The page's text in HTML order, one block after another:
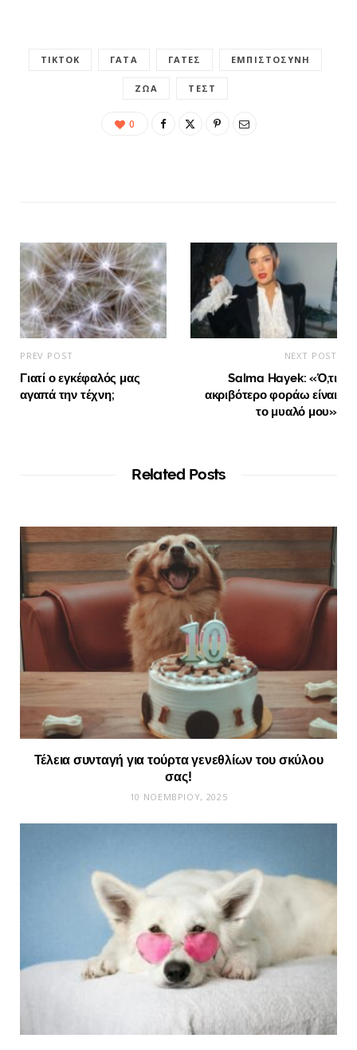
TIKTOK ΓΆΤΑ ΓΆΤΕΣ ΕΜΠΙΣΤΟΣΎΝΗ
ΖΏΑ ΤΕΣΤ
0
PREV POST
Γιατί ο εγκέφαλός μας
αγαπά την τέχνη;
NEXT POST
Salma Hayek: «Ό,τι
ακριβότερο φοράω είναι
το μυαλό μου»
Related Posts
Τέλεια συνταγή για τούρτα γενεθλίων του σκύλου
σας!
10 ΝΟΕΜΒΡΊΟΥ, 2025